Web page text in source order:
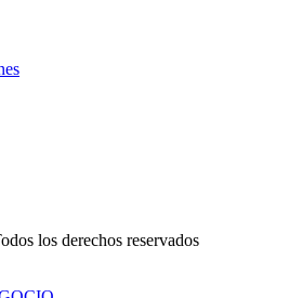
los derechos reservados